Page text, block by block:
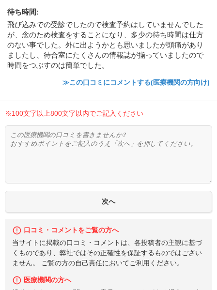
待ち時間:
飛び込みでの受診でしたので検査予約はしていませんでした
が、念のため検査をすることになり、多少の待ち時間は仕方
のない事でした。外に出ようかとも思いましたが頭痛があり
ましたし、待合室にたくさんの情報誌が揃っていましたので
時間をつぶすのは簡単でした。
≫この口コミにコメントする(医療機関の方向け)
※100文字以上800文字以内でご記入ください
口コミ・コメントをご覧の方へ
当サイトに掲載の口コミ・コメントは、各投稿者の主観に基づ
くものであり、弊社ではその正確性を保証するものではござい
ません。 ご覧の方の自己責任においてご利用ください。
医療機関の方へ